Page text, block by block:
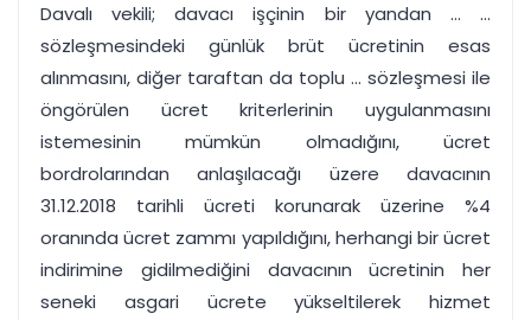
Davalı vekili; davacı işçinin bir yandan ... ...
sözleşmesindeki günlük brüt ücretinin esas
alınmasını, diğer taraftan da toplu ... sözleşmesi ile
öngörülen ücret kriterlerinin uygulanmasını
istemesinin mümkün olmadığını, ücret
bordrolarından anlaşılacağı üzere davacının
31.12.2018 tarihli ücreti korunarak üzerine %4
oranında ücret zammı yapıldığını, herhangi bir ücret
indirimine gidilmediğini davacının ücretinin her
seneki asgari ücrete yükseltilerek hizmet